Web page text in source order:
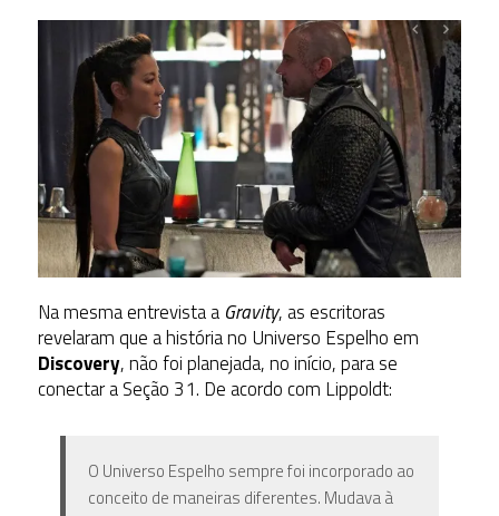
Na mesma entrevista a Gravity, as escritoras
revelaram que a história no Universo Espelho em
Discovery, não foi planejada, no início, para se
conectar a Seção 31. De acordo com Lippoldt:
O Universo Espelho sempre foi incorporado ao
conceito de maneiras diferentes. Mudava à